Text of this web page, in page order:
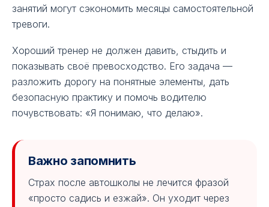
занятий могут сэкономить месяцы самостоятельной
тревоги.
Хороший тренер не должен давить, стыдить и
показывать своё превосходство. Его задача —
разложить дорогу на понятные элементы, дать
безопасную практику и помочь водителю
почувствовать: «Я понимаю, что делаю».
Важно запомнить
Страх после автошколы не лечится фразой
«просто садись и езжай». Он уходит через